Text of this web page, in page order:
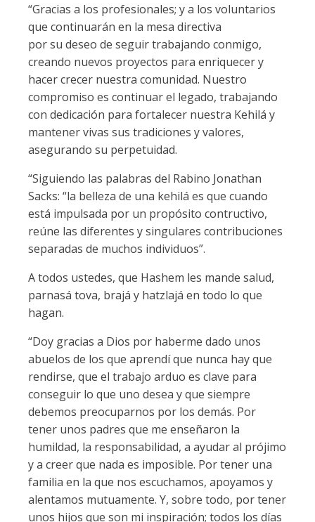
“Gracias a los profesionales; y a los voluntarios
que continuarán en la mesa directiva
por su deseo de seguir trabajando conmigo,
creando nuevos proyectos para enriquecer y
hacer crecer nuestra comunidad. Nuestro
compromiso es continuar el legado, trabajando
con dedicación para fortalecer nuestra Kehilá y
mantener vivas sus tradiciones y valores,
asegurando su perpetuidad.
“Siguiendo las palabras del Rabino Jonathan
Sacks: “la belleza de una kehilá es que cuando
está impulsada por un propósito contructivo,
reúne las diferentes y singulares contribuciones
separadas de muchos individuos”.
A todos ustedes, que Hashem les mande salud,
parnasá tova, brajá y hatzlajá en todo lo que
hagan.
“Doy gracias a Dios por haberme dado unos
abuelos de los que aprendí que nunca hay que
rendirse, que el trabajo arduo es clave para
conseguir lo que uno desea y que siempre
debemos preocuparnos por los demás. Por
tener unos padres que me enseñaron la
humildad, la responsabilidad, a ayudar al prójimo
y a creer que nada es imposible. Por tener una
familia en la que nos escuchamos, apoyamos y
alentamos mutuamente. Y, sobre todo, por tener
unos hijos que son mi inspiración; todos los días